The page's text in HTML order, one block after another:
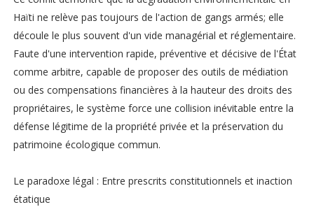
Haïti ne relève pas toujours de l'action de gangs armés; elle
découle le plus souvent d'un vide managérial et réglementaire.
Faute d'une intervention rapide, préventive et décisive de l'État
comme arbitre, capable de proposer des outils de médiation
ou des compensations financières à la hauteur des droits des
propriétaires, le système force une collision inévitable entre la
défense légitime de la propriété privée et la préservation du
patrimoine écologique commun.
Le paradoxe légal : Entre prescrits constitutionnels et inaction
étatique